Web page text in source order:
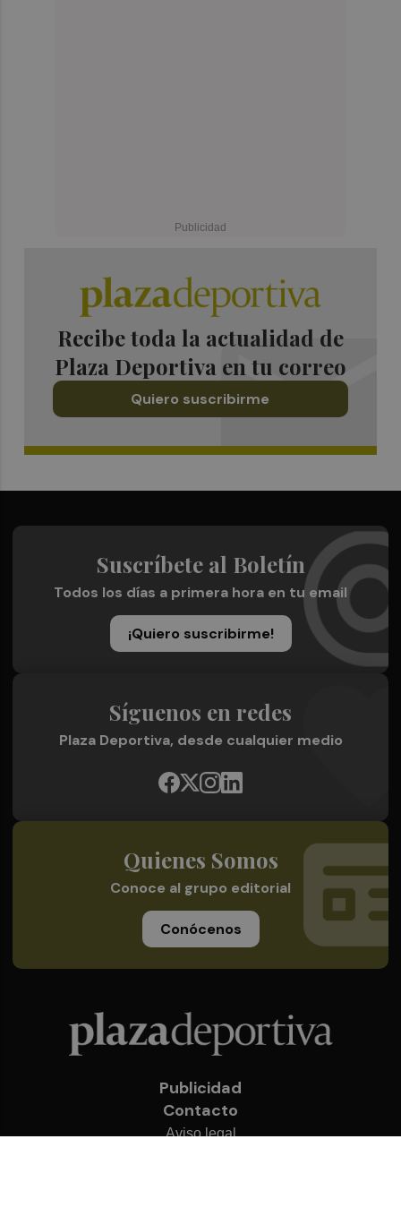
Recibe toda la actualidad de
Plaza Deportiva en tu correo
Quiero suscribirme
Suscríbete al Boletín
Todos los días a primera hora en tu email
¡Quiero suscribirme!
Síguenos en redes
Plaza Deportiva, desde cualquier medio
Quienes Somos
Conoce al grupo editorial
Conócenos
Publicidad
Contacto
Aviso legal